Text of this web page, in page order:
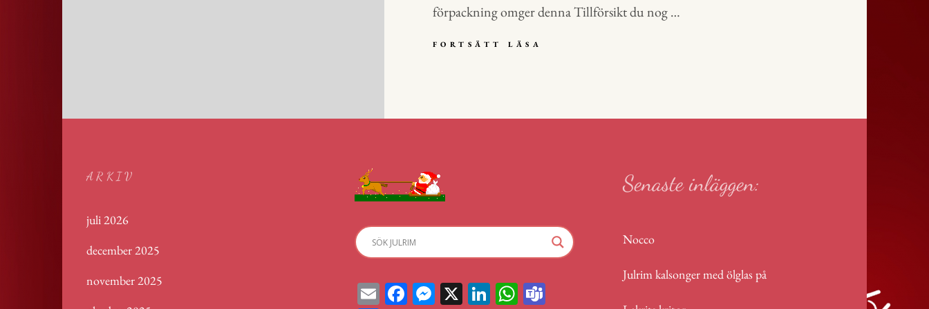
förpackning omger denna Tillförsikt du nog …
FORTSÄTT LÄSA
ARKIV
juli 2026
december 2025
november 2025
E Fa M X Li W Te
Senaste inläggen:
Nocco
Julrim kalsonger med ölglas på